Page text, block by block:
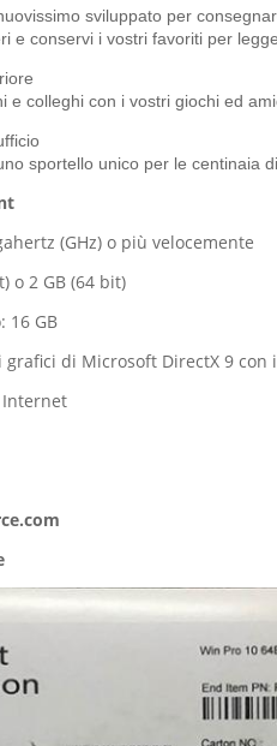
sviluppato per
e conservi i vostri favoriti per
e colleghi con i vostri giochi ed
sportello unico per le centinaia
(GHz) o più velocemente
o 2 GB (64 bit)
16 GB
grafici di Microsoft DirectX 9 con
Internet